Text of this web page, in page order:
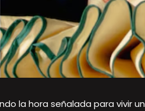
la hora señalada para vivir un